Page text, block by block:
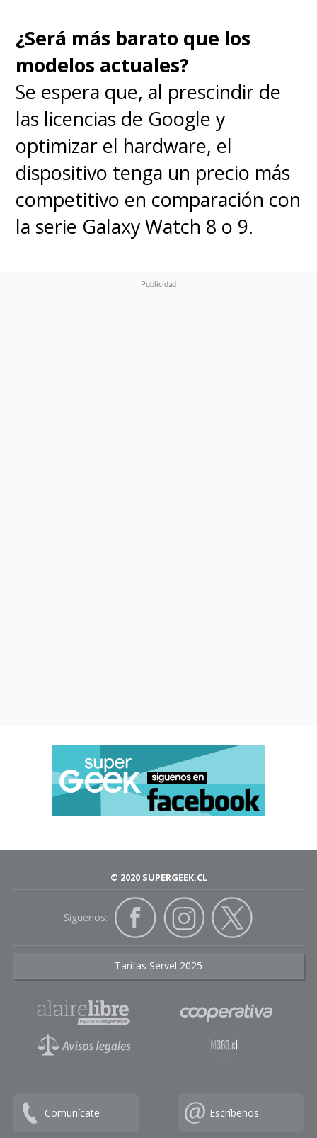
¿Será más barato que los
modelos actuales?
Se espera que, al prescindir de
las licencias de Google y
optimizar el hardware, el
dispositivo tenga un precio más
competitivo en comparación con
la serie Galaxy Watch 8 o 9.
© 2020 SUPERGEEK.CL
Siguenos:
Tarifas Servel 2025
Comunícate Escríbenos